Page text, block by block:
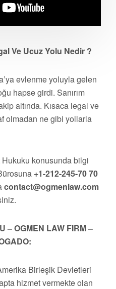
Ve Ucuz Yolu Nedir ?
evlenme yoluyla gelen
hapse girdi. Sanırım
altında. Kısaca legal ve
olmadan ne gibi yollarla
konusunda bilgi
+1-212-245-70 70
contact@ogmenlaw.com
– OGMEN LAW FIRM –
Birleşik Devletleri
hizmet vermekte olan